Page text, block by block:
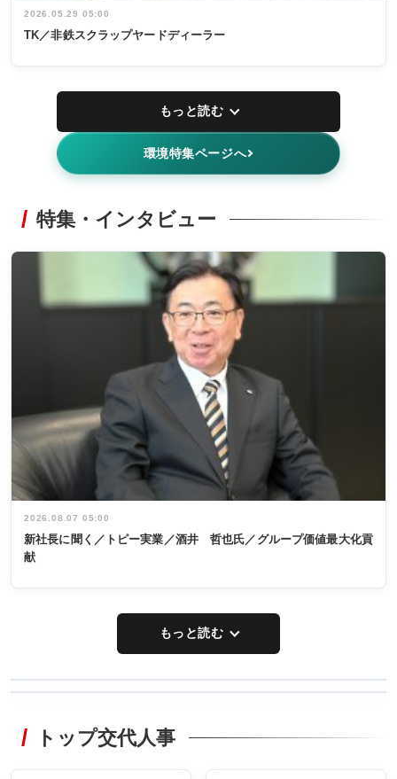
2026.05.29 05:00
TK／非鉄スクラップヤードディーラー
もっと読む
環境特集ページへ
特集・インタビュー
2026.08.07 05:00
新社長に聞く／トピー実業／酒井 哲也氏／グループ価値最大化貢
献
もっと読む
非鉄業界で
タックトレー
トップ交代人事